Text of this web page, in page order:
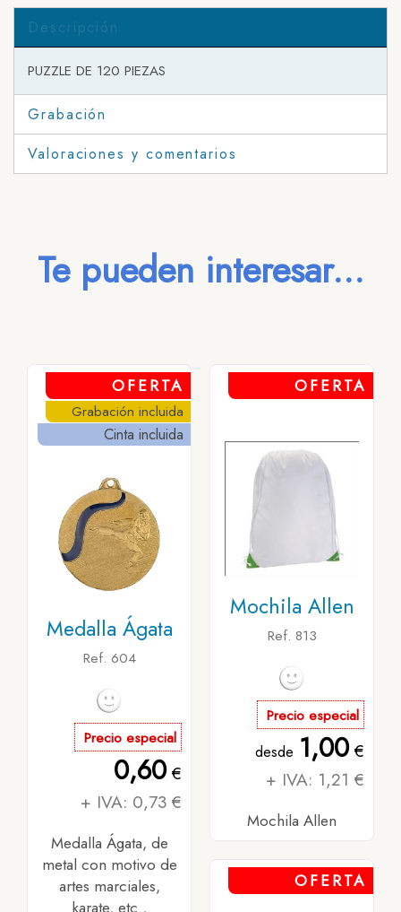
Descripción
PUZZLE DE 120 PIEZAS
Grabación
Valoraciones y comentarios
Te pueden interesar...
OFERTA
Grabación incluida
Cinta incluida
Medalla Ágata
Ref. 604
Precio especial
0,60€
+ IVA: 0,73 €
Medalla Ágata, de
metal con motivo de
artes marciales,
karate, etc.,
OFERTA
Mochila Allen
Ref. 813
Precio especial
desde 1,00€
+ IVA: 1,21 €
Mochila Allen
OFERTA